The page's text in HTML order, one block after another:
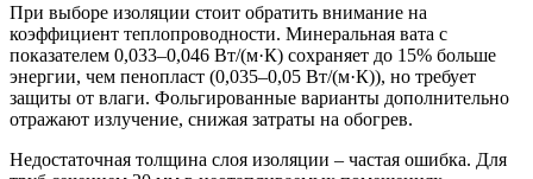
При выборе изоляции стоит обратить внимание на
коэффициент теплопроводности. Минеральная вата с
показателем 0,033–0,046 Вт/(м·К) сохраняет до 15% больше
энергии, чем пенопласт (0,035–0,05 Вт/(м·К)), но требует
защиты от влаги. Фольгированные варианты дополнительно
отражают излучение, снижая затраты на обогрев.
Недостаточная толщина слоя изоляции – частая ошибка. Для